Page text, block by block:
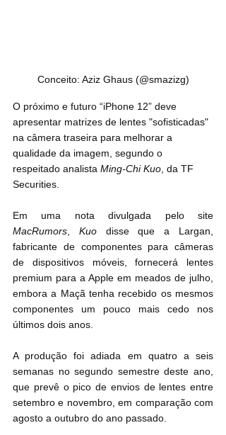
Conceito: Aziz Ghaus (@smazizg)
O próximo e futuro “iPhone 12” deve
apresentar matrizes de lentes "sofisticadas"
na câmera traseira para melhorar a
qualidade da imagem, segundo o
respeitado analista Ming-Chi Kuo, da TF
Securities.
MacRumors, Kuo disse que a Largan,
fabricante de componentes para câmeras
de dispositivos móveis, fornecerá lentes
premium para a Apple em meados de julho,
embora a Maçã tenha recebido os mesmos
componentes um pouco mais cedo nos
últimos dois anos.
A produção foi adiada em quatro a seis
semanas no segundo semestre deste ano,
que prevê o pico de envios de lentes entre
setembro e novembro, em comparação com
agosto a outubro do ano passado.